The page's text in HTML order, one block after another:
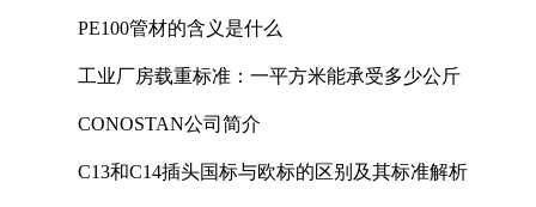
PE100管材的含义是什么
工业厂房载重标准：一平方米能承受多少公斤
CONOSTAN公司简介
C13和C14插头国标与欧标的区别及其标准解析